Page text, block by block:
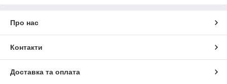
Про нас
Контакти
Доставка та оплата